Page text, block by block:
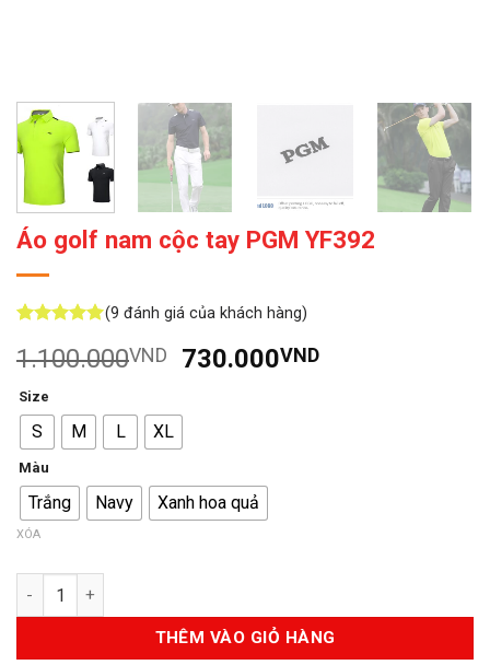
Áo golf nam cộc tay PGM YF392
dựa trên
đánh giá
(9 đánh giá của khách hàng)
1.100.000VND
Giá
là:
730.000VNDGiá
Size
S M L XL
Màu
Trắng Navy Xanh hoa quả
XÓA
Số lượng
THÊM VÀO GIỎ HÀNG